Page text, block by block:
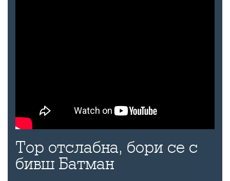
Тор отслабна, бори се с
бивш Батман